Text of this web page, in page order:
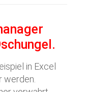
in Excel
werden.